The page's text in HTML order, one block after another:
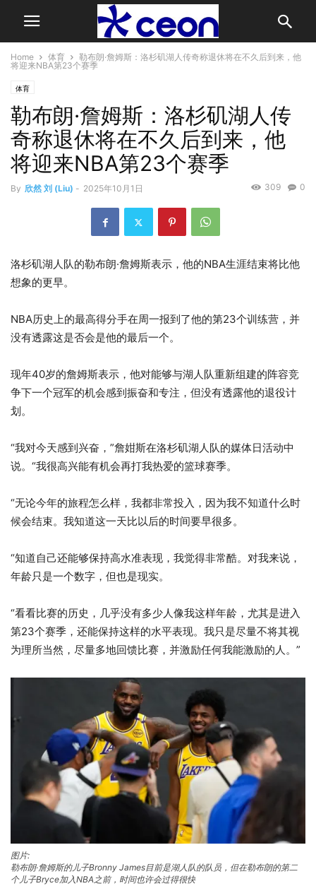
Home 体育
勒布朗·詹姆斯：洛杉矶湖人传奇称退休将在不久后到来，他
将迎来NBA第23个赛季
体育
勒布朗·詹姆斯：洛杉矶湖人传
奇称退休将在不久后到来，他
将迎来NBA第23个赛季
By 欣然 刘 (Liu) - 2025年10月1日 0
309
洛杉矶湖人队的勒布朗·詹姆斯表示，他的NBA生涯结束将比他
想象的更早。
NBA历史上的最高得分手在周一报到了他的第23个训练营，并
没有透露这是否会是他的最后一个。
现年40岁的詹姆斯表示，他对能够与湖人队重新组建的阵容竞
争下一个冠军的机会感到振奋和专注，但没有透露他的退役计
划。
“我对今天感到兴奋，”詹姏斯在洛杉矶湖人队的媒体日活动中
说。“我很高兴能有机会再打我热爱的篮球赛季。
“无论今年的旅程怎么样，我都非常投入，因为我不知道什么时
候会结束。我知道这一天比以后的时间要早很多。
“知道自己还能够保持高水准表现，我觉得非常酷。对我来说，
年龄只是一个数字，但也是现实。
“看看比赛的历史，几乎没有多少人像我这样年龄，尤其是进入
第23个赛季，还能保持这样的水平表现。我只是尽量不将其视
为理所当然，尽量多地回馈比赛，并激励任何我能激励的人。”
图片:
勒布朗·詹姆斯的儿子Bronny James目前是湖人队的队员，但在勒布朗的第二
个儿子Bryce加入NBA之前，时间也许会过得很快